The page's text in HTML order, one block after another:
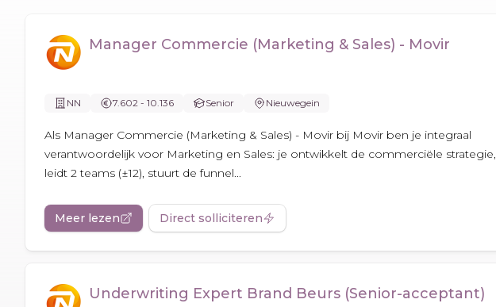
Manager Commercie (Marketing & Sales) - Movir
NN 7.602 - 10.136 Senior Nieuwegein
Als Manager Commercie (Marketing & Sales) - Movir bij Movir ben je integraal
verantwoordelijk voor Marketing en Sales: je ontwikkelt de commerciële strategie,
leidt 2 teams (±12), stuurt de funnel...
Meer lezen Direct solliciteren
Underwriting Expert Brand Beurs (Senior-acceptant)